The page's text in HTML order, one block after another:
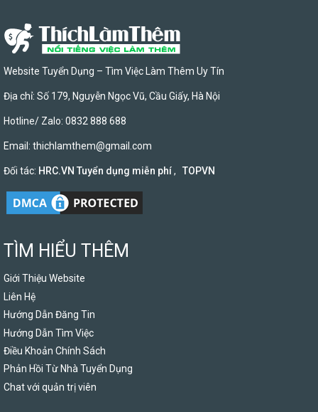
Website Tuyển Dụng – Tìm Việc Làm Thêm Uy Tín
Địa chỉ: Số 179, Nguyễn Ngọc Vũ, Cầu Giấy, Hà Nội
Hotline/ Zalo: 0832 888 688
Email: thichlamthem@gmail.com
Đối tác: HRC.VN Tuyển dụng miễn phí, TOPVN
TÌM HIỂU THÊM
Giới Thiệu Website
Liên Hệ
Hướng Dẫn Đăng Tin
Hướng Dẫn Tìm Việc
Điều Khoản Chính Sách
Phản Hồi Từ Nhà Tuyển Dụng
Chat với quản trị viên